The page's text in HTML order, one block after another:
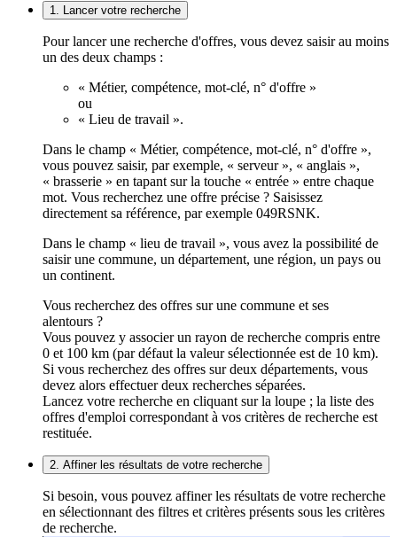
1. Lancer votre recherche
Pour lancer une recherche d'offres, vous devez saisir au moins
un des deux champs :
« Métier, compétence, mot-clé, n° d'offre »
ou
« Lieu de travail ».
Dans le champ « Métier, compétence, mot-clé, n° d'offre »,
vous pouvez saisir, par exemple, « serveur », « anglais »,
« brasserie » en tapant sur la touche « entrée » entre chaque
mot. Vous recherchez une offre précise ? Saisissez
directement sa référence, par exemple 049RSNK.
Dans le champ « lieu de travail », vous avez la possibilité de
saisir une commune, un département, une région, un pays ou
un continent.
Vous recherchez des offres sur une commune et ses
alentours ?
Vous pouvez y associer un rayon de recherche compris entre
0 et 100 km (par défaut la valeur sélectionnée est de 10 km).
Si vous recherchez des offres sur deux départements, vous
devez alors effectuer deux recherches séparées.
Lancez votre recherche en cliquant sur la loupe ; la liste des
offres d'emploi correspondant à vos critères de recherche est
restituée.
2. Affiner les résultats de votre recherche
Si besoin, vous pouvez affiner les résultats de votre recherche
en sélectionnant des filtres et critères présents sous les critères
de recherche.